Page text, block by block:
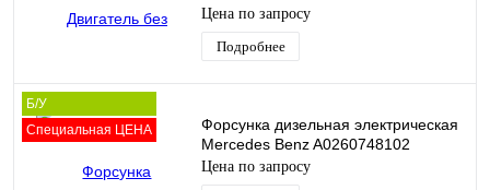
X00980279080
Цена по запросу
Подробнее
Б/У
Специальная ЦЕНА
Форсунка дизельная электрическая
Mercedes Benz A0260748102
Цена по запросу